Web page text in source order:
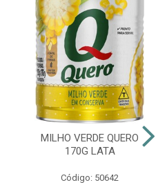
MILHO VERDE QUERO
170G LATA
Código: 50642